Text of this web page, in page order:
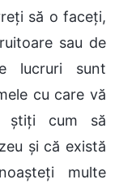
să o faceți,
sau de
lucruri sunt
cu care vă
știți cum să
și că există
multe